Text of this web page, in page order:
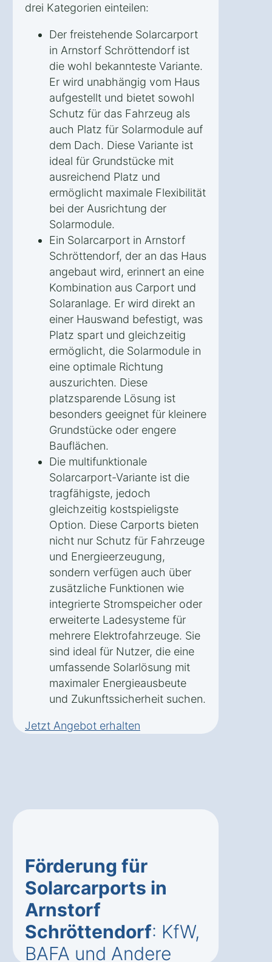
drei Kategorien einteilen:
Der freistehende Solarcarport
in Arnstorf Schröttendorf ist
die wohl bekannteste Variante.
Er wird unabhängig vom Haus
aufgestellt und bietet sowohl
Schutz für das Fahrzeug als
auch Platz für Solarmodule auf
dem Dach. Diese Variante ist
ideal für Grundstücke mit
ausreichend Platz und
ermöglicht maximale Flexibilität
bei der Ausrichtung der
Solarmodule.
Ein Solarcarport in Arnstorf
Schröttendorf, der an das Haus
angebaut wird, erinnert an eine
Kombination aus Carport und
Solaranlage. Er wird direkt an
einer Hauswand befestigt, was
Platz spart und gleichzeitig
ermöglicht, die Solarmodule in
eine optimale Richtung
auszurichten. Diese
platzsparende Lösung ist
besonders geeignet für kleinere
Grundstücke oder engere
Bauflächen.
Die multifunktionale
Solarcarport-Variante ist die
tragfähigste, jedoch
gleichzeitig kostspieligste
Option. Diese Carports bieten
nicht nur Schutz für Fahrzeuge
und Energieerzeugung,
sondern verfügen auch über
zusätzliche Funktionen wie
integrierte Stromspeicher oder
erweiterte Ladesysteme für
mehrere Elektrofahrzeuge. Sie
sind ideal für Nutzer, die eine
umfassende Solarlösung mit
maximaler Energieausbeute
und Zukunftssicherheit suchen.
Jetzt Angebot erhalten
Förderung für
Solarcarports in
Arnstorf
Schröttendorf: KfW,
BAFA und Andere